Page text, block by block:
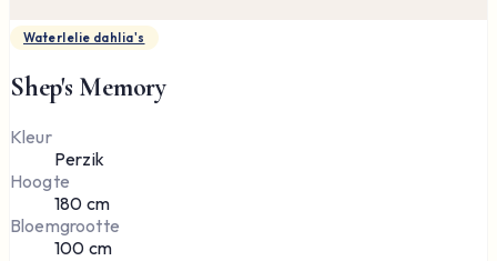
Waterlelie dahlia's
Shep's Memory
Kleur
Perzik
Hoogte
180 cm
Bloemgrootte
100 cm